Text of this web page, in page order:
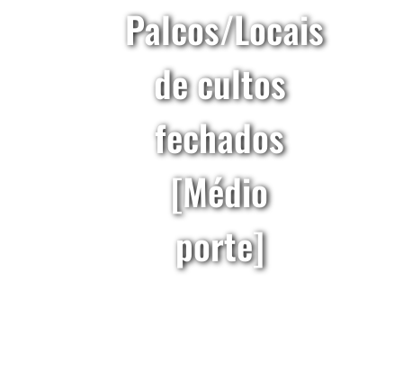
Palcos/Locais
de cultos
fechados
[Médio
porte]